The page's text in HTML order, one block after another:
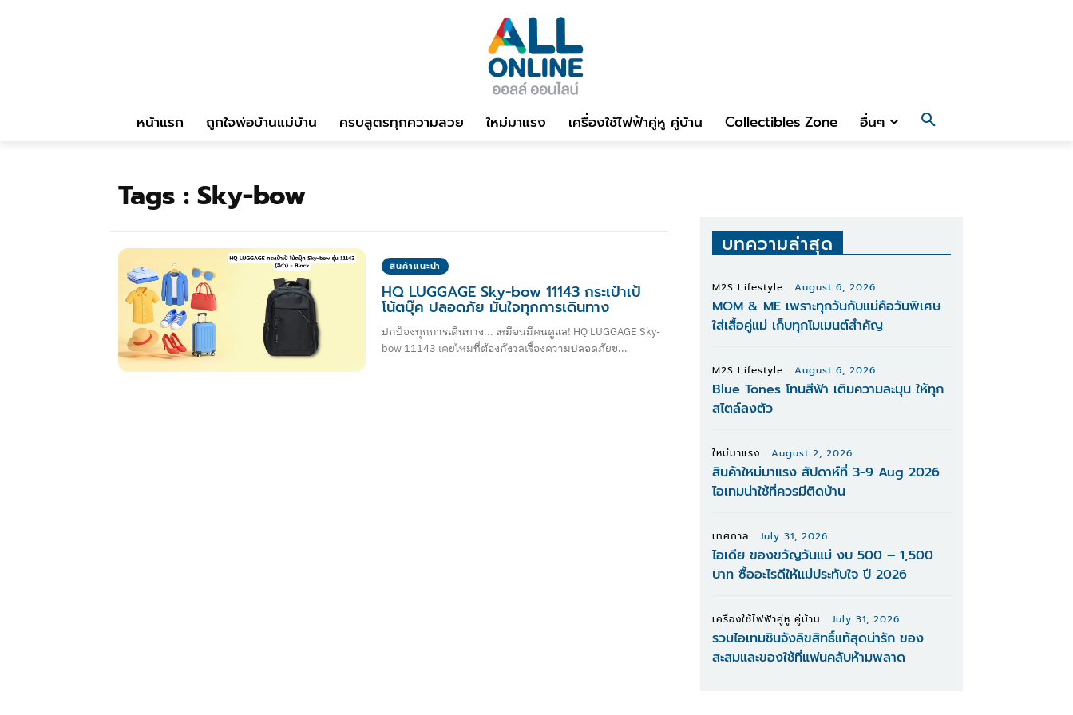
หน้าแรก ถูกใจพ่อบ้านแม่บ้าน ครบสูตรทุกความสวย ใหม่มาแรง เครื่องใช้ไฟฟ้าคู่หู คู่บ้าน Collectibles Zone อื่นๆ
Tags : Sky-bow
สินค้าแนะนำ
HQ LUGGAGE Sky-bow 11143 กระเป๋าเป้
โน้ตบุ๊ค ปลอดภัย มั่นใจทุกการเดินทาง
ปกป้องทุกการเดินทาง... เหมือนมีคนดูแล! HQ LUGGAGE Sky-
bow 11143 เคยไหมที่ต้องกังวลเรื่องความปลอดภัยข...
บทความล่าสุด
M2S Lifestyle August 6, 2026
MOM & ME เพราะทุกวันกับแม่คือวันพิเศษ
ใส่เสื้อคู่แม่ เก็บทุกโมเมนต์สำคัญ
M2S Lifestyle August 6, 2026
Blue Tones โทนสีฟ้า เติมความละมุน ให้ทุก
สไตล์ลงตัว
ใหม่มาแรง August 2, 2026
สินค้าใหม่มาแรง สัปดาห์ที่ 3-9 Aug 2026
ไอเทมน่าใช้ที่ควรมีติดบ้าน
เทศกาล July 31, 2026
ไอเดีย ของขวัญวันแม่ งบ 500 – 1,500
บาท ซื้ออะไรดีให้แม่ประทับใจ ปี 2026
เครื่องใช้ไฟฟ้าคู่หู คู่บ้าน July 31, 2026
รวมไอเทมชินจังลิขสิทธิ์แท้สุดน่ารัก ของ
สะสมและของใช้ที่แฟนคลับห้ามพลาด